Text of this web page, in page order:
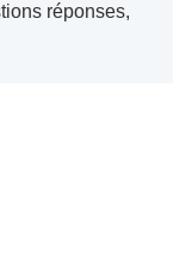
réponses,